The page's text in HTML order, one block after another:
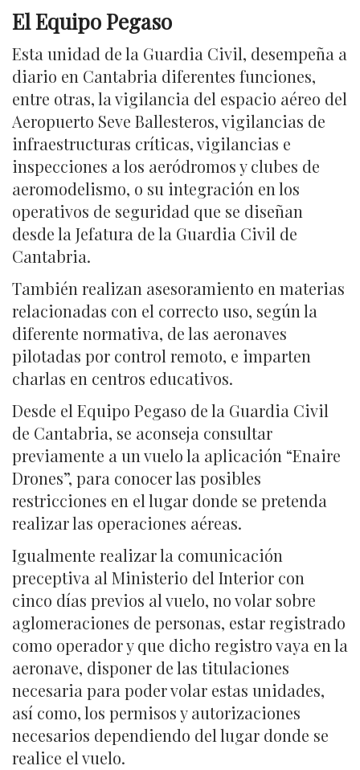
El Equipo Pegaso
Esta unidad de la Guardia Civil, desempeña a
diario en Cantabria diferentes funciones,
entre otras, la vigilancia del espacio aéreo del
Aeropuerto Seve Ballesteros, vigilancias de
infraestructuras críticas, vigilancias e
inspecciones a los aeródromos y clubes de
aeromodelismo, o su integración en los
operativos de seguridad que se diseñan
desde la Jefatura de la Guardia Civil de
Cantabria.
También realizan asesoramiento en materias
relacionadas con el correcto uso, según la
diferente normativa, de las aeronaves
pilotadas por control remoto, e imparten
charlas en centros educativos.
Desde el Equipo Pegaso de la Guardia Civil
de Cantabria, se aconseja consultar
previamente a un vuelo la aplicación “Enaire
Drones”, para conocer las posibles
restricciones en el lugar donde se pretenda
realizar las operaciones aéreas.
Igualmente realizar la comunicación
preceptiva al Ministerio del Interior con
cinco días previos al vuelo, no volar sobre
aglomeraciones de personas, estar registrado
como operador y que dicho registro vaya en la
aeronave, disponer de las titulaciones
necesaria para poder volar estas unidades,
así como, los permisos y autorizaciones
necesarios dependiendo del lugar donde se
realice el vuelo.